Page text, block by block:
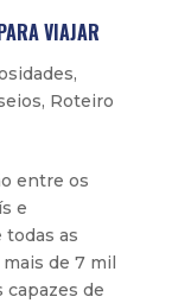
VIAJAR
,
, Roteiro
entre os
e
as
de 7 mil
de